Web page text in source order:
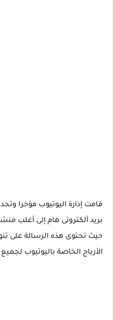
قامت إدارة اليوتيوب مؤخرا
بريد ألكترونى هام إلى أغلب
حيث تحتوى هذه الرسالة على
الأرباح الخاصة باليوتيوب